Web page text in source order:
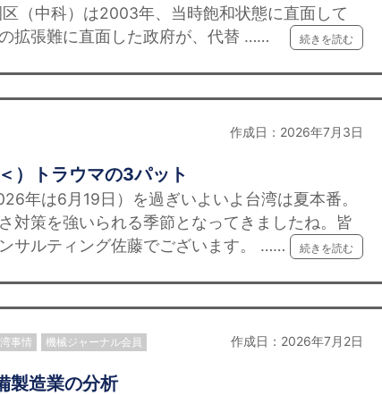
（中科）は2003年、当時飽和状態に直面して
拡張難に直面した政府が、代替 ……
続きを読む
作成日：2026年7月3日
トラウマの3パット
年は6月19日）を過ぎいよいよ台湾は夏本番。
対策を強いられる季節となってきましたね。皆
サルティング佐藤でございます。 ……
続きを読む
事情 機械ジャーナル会員 作成日：2026年7月2日
製造業の分析